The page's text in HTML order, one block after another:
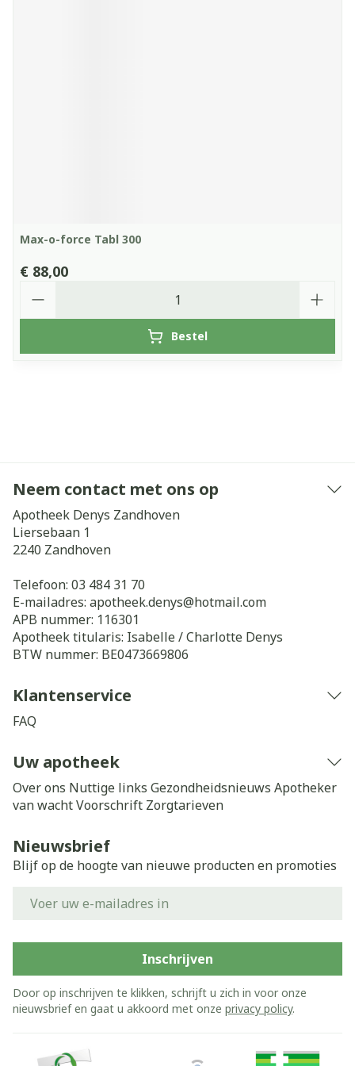
Max-o-force Tabl 300
€ 88,00
Bestel
Neem contact met ons op
Apotheek Denys Zandhoven
Liersebaan 1
2240 Zandhoven
Telefoon: 03 484 31 70
E-mailadres: apotheek.denys@hotmail.com
APB nummer: 116301
Apotheek titularis: Isabelle / Charlotte Denys
BTW nummer: BE0473669806
Klantenservice
FAQ
Uw apotheek
Over ons Nuttige links Gezondheidsnieuws Apotheker
van wachtVoorschrift Zorgtarieven
Nieuwsbrief
Blijf op de hoogte van nieuwe producten en promoties
Inschrijven
Door op inschrijven te klikken, schrijft u zich in voor onze
nieuwsbrief en gaat u akkoord met onze privacy policy.